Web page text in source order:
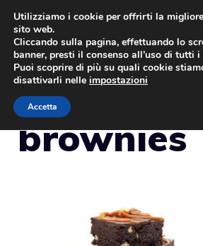
Vai
contenuto
brownies
Utilizziamo i cookie per offrirti la
sito web.
Cliccando sulla pagina, effettuando lo
banner, presti il consenso all’uso di tutti
Puoi scoprire di più su quali cookie
disattivarli nelle impostazioni
Accetta